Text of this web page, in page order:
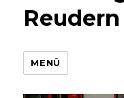
Reudern
MENÜ